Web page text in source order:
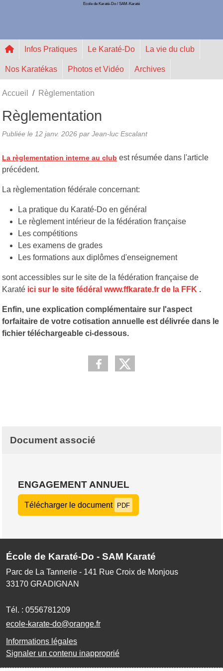
Ecole de Karaté-Do / SAM-Karaté
Infos Pratiques Le Karaté-Do La vie du club
Nos Karatékas Photos et Vidéo Archives
Accueil Règlementation
Règlementation
Publiée le 12 janv. 2026 par Jean-luc Escalant
La règlementation interne au club est résumée dans l'article
précédent.
La règlementation fédérale concernant:
La pratique du Karaté-Do en général
Le règlement intérieur de la fédération française
Les compétitions
Les examens de grades
Les formations aux diplômes d'enseignement
sont accessibles sur le site de la fédération française de
Karaté ici sur le site fédéral www.ffkarate.fr de la FFK .
Enfin, une explication complémentaire sur l'aspect
forfaitaire de votre cotisation annuelle est délivrée dans le
fichier téléchargeable ci-dessous.
Document associé
ENGAGEMENT ANNUEL
Télécharger le document PDF
École de Karaté-Do - SAM Karaté
Parc de La Tannerie - 141 Rue Croix de Monjous
33170 GRADIGNAN
Tél. : 0556781209
ecole-karate-do@orange.fr
Informations légales
Signaler un contenu inapproprié
Panneau de gestion des cookies